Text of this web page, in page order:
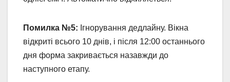
Помилка №5: Ігнорування дедлайну. Вікна
відкриті всього 10 днів, і після 12:00 останнього
дня форма закривається назавжди до
наступного етапу.